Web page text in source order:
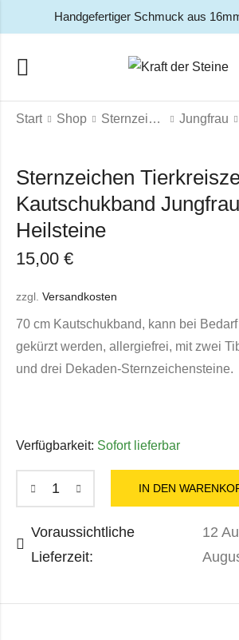
Handgefertiger Schmuck aus
Start Shop Sternzeichen Jungfrau
Sternzeichen
Kautschukband
Heilsteine
15,00 €
zzgl. Versandkosten
70 cm Kautschukband, kann bei
gekürzt werden, allergiefrei, mit zwei
und drei Dekaden-Sternzeichensteine.
Verfügbarkeit: Sofort lieferbar
IN DEN
Voraussichtliche
Lieferzeit:
12